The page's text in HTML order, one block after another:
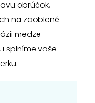
obrúčok,
na zaoblené
medze
splníme vaše